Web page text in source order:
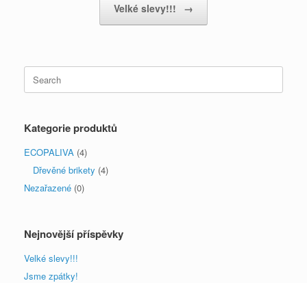
Velké slevy!!! →
Search
for:
Kategorie produktů
ECOPALIVA (4)
Dřevěné brikety (4)
Nezařazené (0)
Nejnovější příspěvky
Velké slevy!!!
Jsme zpátky!